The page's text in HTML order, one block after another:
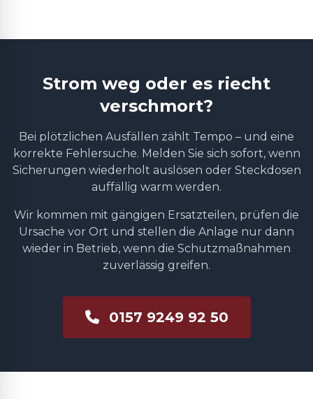
Strom weg oder es riecht
verschmort?
Bei plötzlichen Ausfällen zählt Tempo – und eine
korrekte Fehlersuche. Melden Sie sich sofort, wenn
Sicherungen wiederholt auslösen oder Steckdosen
auffällig warm werden.
Wir kommen mit gängigen Ersatzteilen, prüfen die
Ursache vor Ort und stellen die Anlage nur dann
wieder in Betrieb, wenn die Schutzmaßnahmen
zuverlässig greifen.
0157 9249 92 50